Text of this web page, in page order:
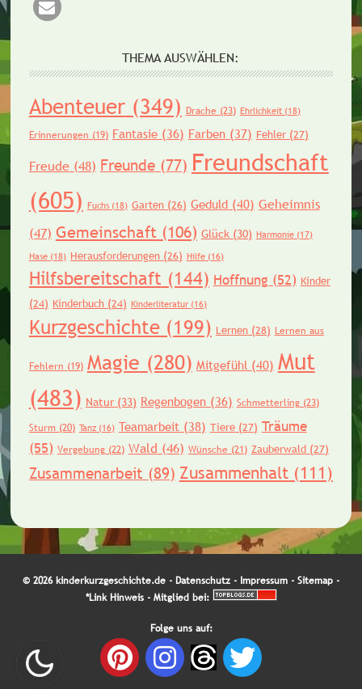
THEMA AUSWÄHLEN:
Abenteuer(349) Drache (23) Ehrlichkeit(18)
Erinnerungen (19) Fantasie(36) Farben(37) Fehler(27)
Freude(48) Freunde(77) Freundschaft
(605) Fuchs(18) Garten(26) Geduld(40) Geheimnis
(47) Gemeinschaft(106) Glück(30) Harmonie(17)
Hase(18) Herausforderungen(26) Hilfe(16)
Hilfsbereitschaft (144) Hoffnung (52) Kinder
(24) Kinderbuch(24) Kinderliteratur(16)
Kurzgeschichte(199) Lernen(28) Lernen aus
Fehlern (19) Magie (280) Mitgefühl(40) Mut
(483) Natur(33) Regenbogen(36) Schmetterling(23)
Sturm(20) Tanz(16) Teamarbeit(38) Tiere(27) Träume
(55) Vergebung(22) Wald (46) Wünsche (21) Zauberwald(27)
Zusammenarbeit (89) Zusammenhalt(111)
© 2026 kinderkurzgeschichte.de - Datenschutz - Impressum - Sitemap -
*Link Hinweis- Mitglied bei:
Folge uns auf: